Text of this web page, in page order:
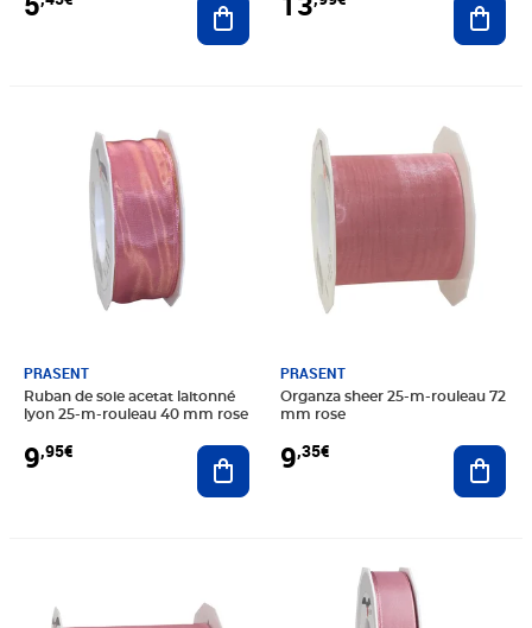
PRASENT
Ruban de soie acetat laitonné
lyon 25-m-rouleau 40 mm rose
9,95€ Ajouter au panier
PRASENT
Organza sheer 25-m-rouleau 72
mm rose
9,35€